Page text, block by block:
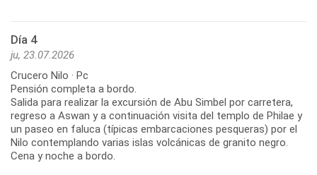
Día 4
ju, 23.07.2026
Crucero Nilo · Pc
Pensión completa a bordo.
Salida para realizar la excursión de Abu Simbel por carretera,
regreso a Aswan y a continuación visita del templo de Philae y
un paseo en faluca (típicas embarcaciones pesqueras) por el
Nilo contemplando varias islas volcánicas de granito negro.
Cena y noche a bordo.